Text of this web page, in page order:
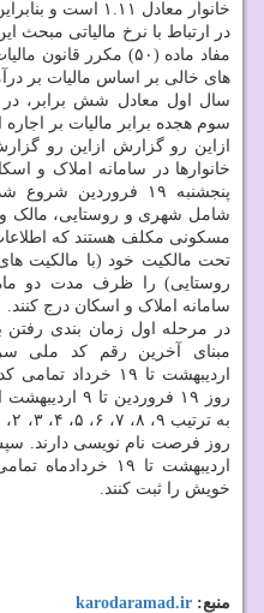
خانوار معادل ۱.۱۱ است و بنابراین عدد محاسبه شده صحیح نیست.
در ارتباط با نرخ مالیاتی مبحث
مفاد ماده (۵۰) مکرر
های خالی بر اساس مالیات بر
سال اول معادل شش برابر، در
سوم هجده برابر مالیات بر
ازاین رو گزارش ازاین رو
پنجشنبه ۱۹ فروردین
شامل شهری و روستایی، مالک و
مسکونی مکلف هستند که
تحت مالکیت خود (با مالکیت
سامانه املاک و اسکان درج کنند.
در مرحله اول زمان بندی رفتن
اردیبهشت تا ۱۹
روز ۱۹
اردیبهشت تا ۱۹
خویش را ثبت کنند.
منبع: karodaramad.ir